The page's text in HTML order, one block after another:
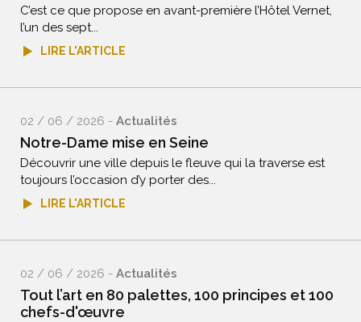
C’est ce que propose en avant-première l’Hôtel Vernet,
l’un des sept...
LIRE L'ARTICLE
02 / 06 / 2026 - Actualités
Notre-Dame mise en Seine
Découvrir une ville depuis le fleuve qui la traverse est
toujours l’occasion d’y porter des...
LIRE L'ARTICLE
02 / 06 / 2026 - Actualités
Tout l’art en 80 palettes, 100 principes et 100
chefs-d'œuvre